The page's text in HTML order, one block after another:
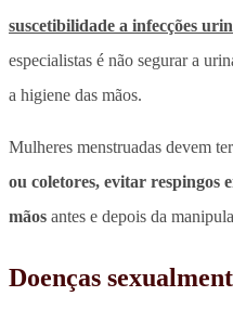
suscetibilidade a infecções
especialistas é não segurar a
a higiene das mãos.
Mulheres menstruadas devem
ou coletores, evitar respingos
mãos antes e depois da
Doenças